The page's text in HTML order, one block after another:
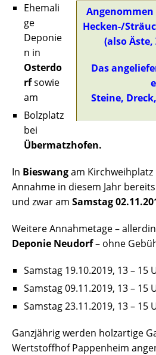
Angenommen
Hecken-/
(also
Das
Steine,
Ehemali
ge
Deponie
n in
Osterdo
rfsowie
am
Bolzplatz
bei
Übermatzhofen.
In Bieswangam
Annahme in diesem Jahr
und zwar am Samstag
Weitere Annahmetage –
Deponie Neudorf– ohne
Samstag 19.10.2019, 13 – 15
Samstag 09.11.2019, 13 – 15
Samstag 23.11.2019, 13 – 15
Ganzjährig werden holzartige
Wertstoffhof Pappenheim